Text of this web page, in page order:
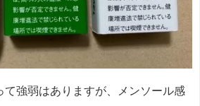
て強弱はありますが、メンソール感